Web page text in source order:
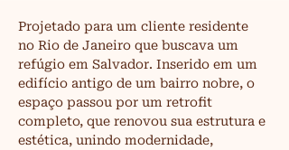
Projetado para um cliente residente
no Rio de Janeiro que buscava um
refúgio em Salvador. Inserido em um
edifício antigo de um bairro nobre, o
espaço passou por um retrofit
completo, que renovou sua estrutura e
estética, unindo modernidade,